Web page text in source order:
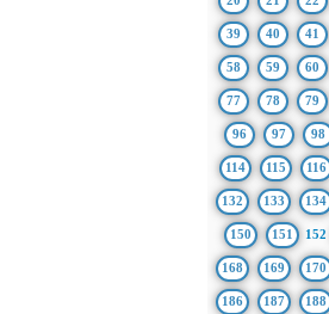
39 40 41
58 59 60
77 78 79
96 97 98
114 115 116
132 133 134
150 151 152
168 169 170
186 187 188